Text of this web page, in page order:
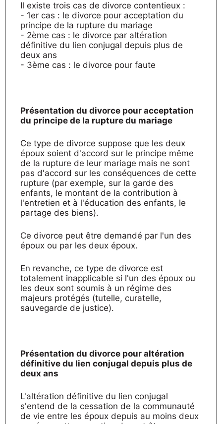
Il existe trois cas de divorce contentieux :
- 1er cas : le divorce pour acceptation du
principe de la rupture du mariage
- 2ème cas : le divorce par altération
définitive du lien conjugal depuis plus de
deux ans
- 3ème cas : le divorce pour faute
Présentation du divorce pour acceptation
du principe de la rupture du mariage
Ce type de divorce suppose que les deux
époux soient d'accord sur le principe même
de la rupture de leur mariage mais ne sont
pas d'accord sur les conséquences de cette
rupture (par exemple, sur la garde des
enfants, le montant de la contribution à
l'entretien et à l'éducation des enfants, le
partage des biens).
Ce divorce peut être demandé par l'un des
époux ou par les deux époux.
En revanche, ce type de divorce est
totalement inapplicable si l'un des époux ou
les deux sont soumis à un régime des
majeurs protégés (tutelle, curatelle,
sauvegarde de justice).
Présentation du divorce pour altération
définitive du lien conjugal depuis plus de
deux ans
L'altération définitive du lien conjugal
s'entend de la cessation de la communauté
de vie entre les époux depuis au moins deux